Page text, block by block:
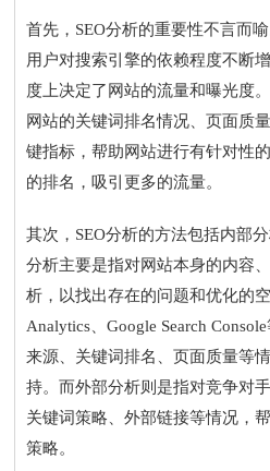
首先，SEO分析的重要性不言而
用户对搜索引擎的依赖程度不断
度上决定了网站的流量和曝光度
网站的关键词排名情况、页面质
键指标，帮助网站进行有针对性
的排名，吸引更多的流量。
其次，SEO分析的方法包括内部
分析主要是指对网站本身的内容
析，以找出存在的问题和优化的
Analytics、Google Search
来源、关键词排名、页面质量等
持。而外部分析则是指对竞争对
关键词策略、外部链接等情况，
策略。